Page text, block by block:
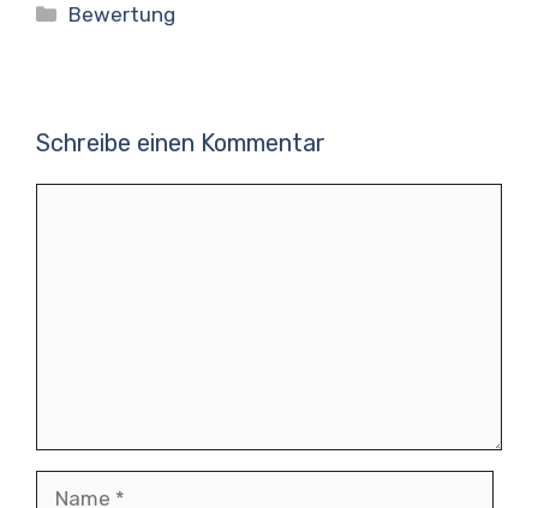
Kategorien
Bewertung
Schreibe einen Kommentar